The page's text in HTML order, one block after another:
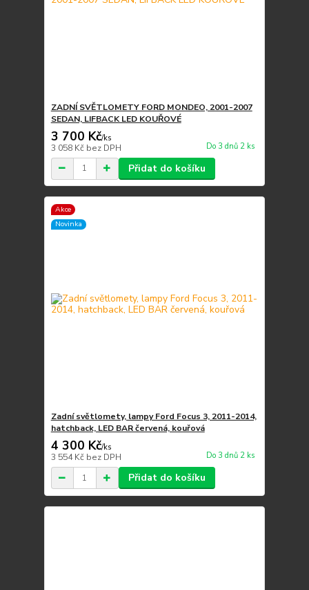
ZADNÍ SVĚTLOMETY FORD MONDEO, 2001-2007
SEDAN, LIFBACK LED KOUŘOVÉ
3 700 Kč/ks
3 058 Kč bez DPH Do 3 dnů 2 ks
Přidat do košíku
Akce
Novinka
Zadní světlomety, lampy Ford Focus 3, 2011-2014,
hatchback, LED BAR červená, kouřová
4 300 Kč/ks
3 554 Kč bez DPH Do 3 dnů 2 ks
Přidat do košíku